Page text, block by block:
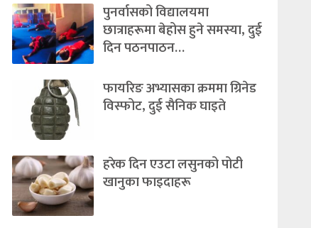
पुनर्वासको विद्यालयमा
छात्राहरूमा बेहोस हुने समस्या, दुई
दिन पठनपाठन…
फायरिङ अभ्यासका क्रममा ग्रिनेड
विस्फोट, दुई सैनिक घाइते
हरेक दिन एउटा लसुनको पोटी
खानुका फाइदाहरू